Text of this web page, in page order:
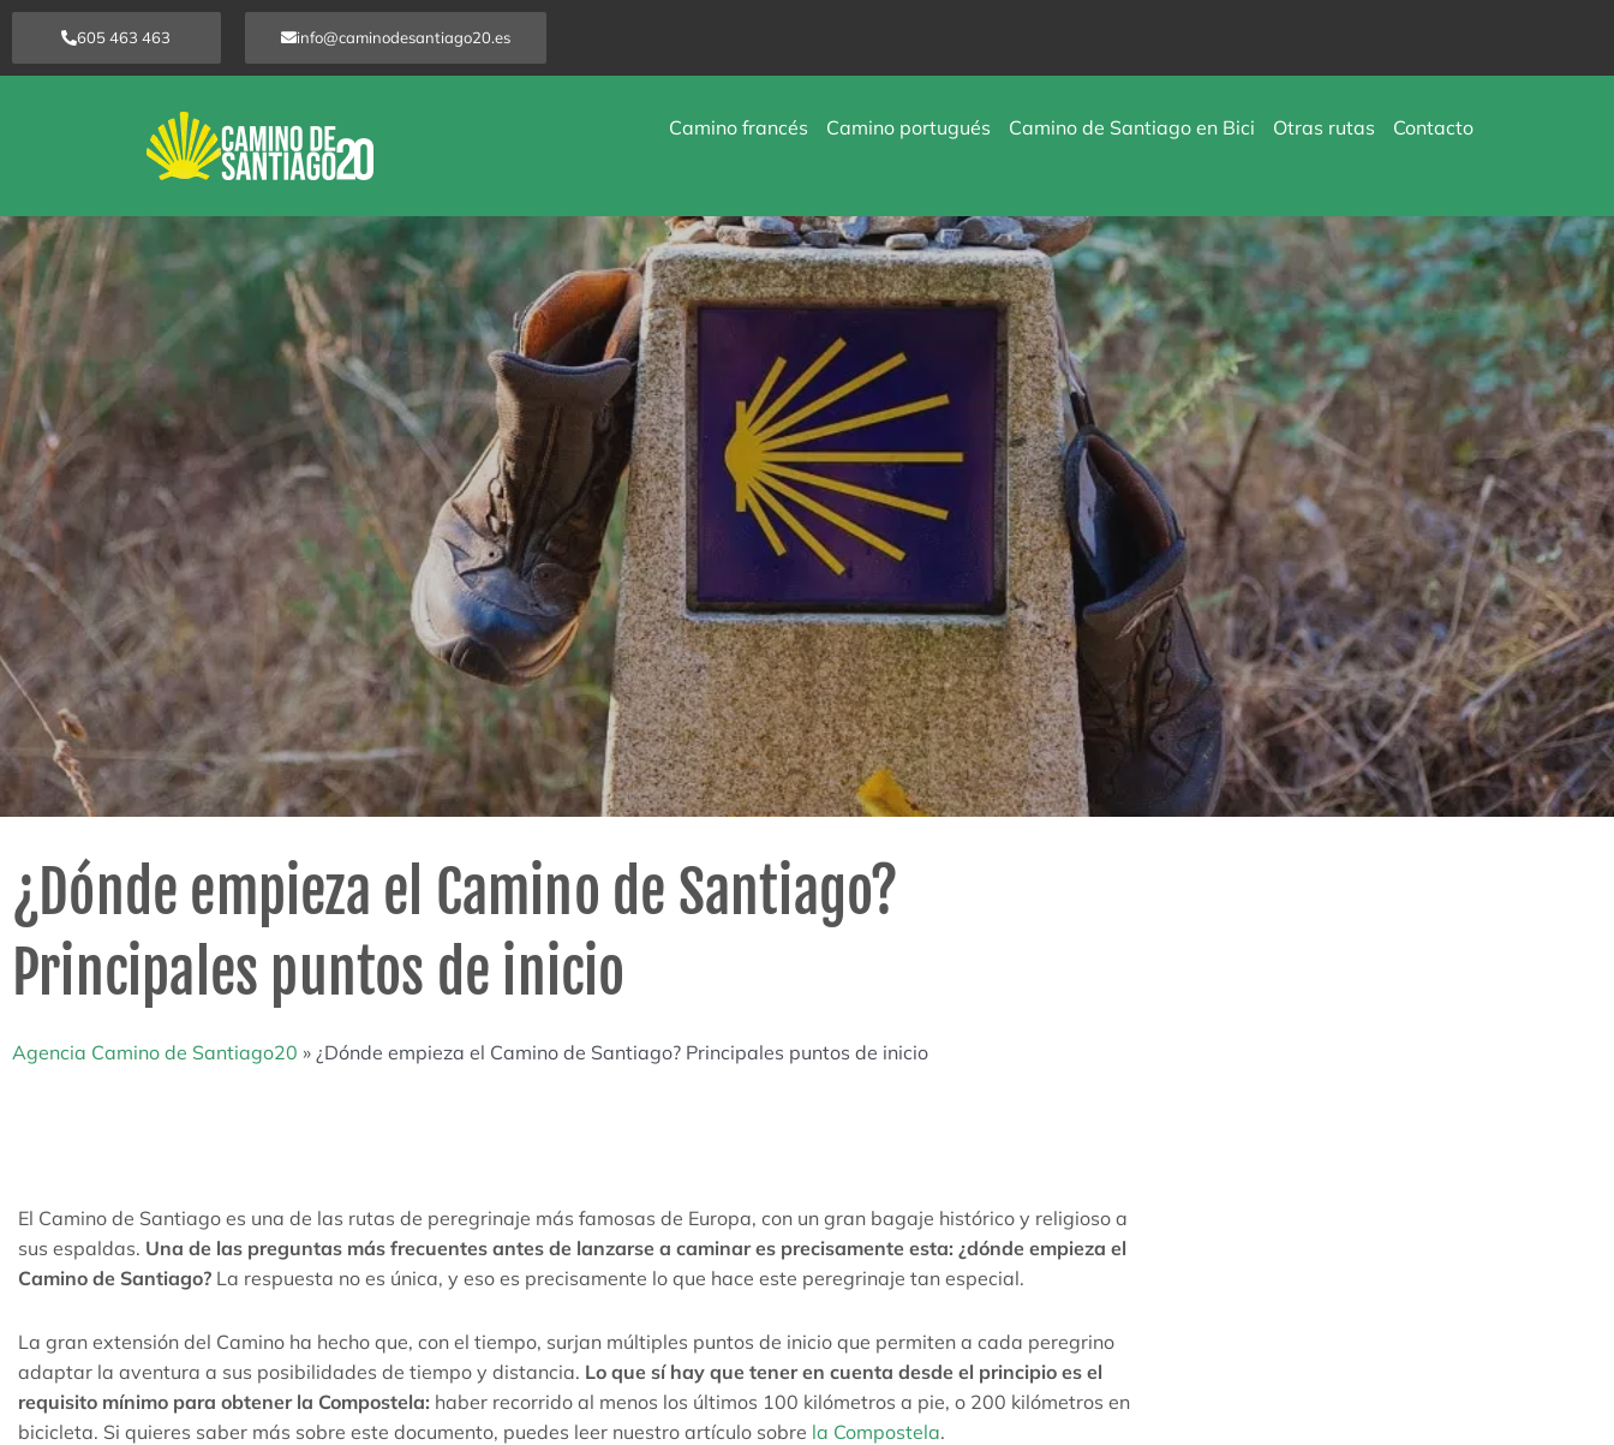
contenido
605 463 463 info@caminodesantiago20.es
Camino francés Camino portugués Camino de Santiago en Bici Otras rutas Contacto
¿Dónde empieza el Camino de Santiago?
Principales puntos de inicio
Agencia Camino de Santiago20 » ¿Dónde empieza el Camino de Santiago? Principales puntos de inicio
El Camino de Santiago es una de las rutas de peregrinaje más famosas de Europa, con un gran bagaje histórico y religioso a
sus espaldas. Una de las preguntas más frecuentes antes de lanzarse a caminar es precisamente esta: ¿dónde empieza el
Camino de Santiago? La respuesta no es única, y eso es precisamente lo que hace este peregrinaje tan especial.
La gran extensión del Camino ha hecho que, con el tiempo, surjan múltiples puntos de inicio que permiten a cada peregrino
adaptar la aventura a sus posibilidades de tiempo y distancia. Lo que sí hay que tener en cuenta desde el principio es el
requisito mínimo para obtener la Compostela: haber recorrido al menos los últimos 100 kilómetros a pie, o 200 kilómetros en
bicicleta. Si quieres saber más sobre este documento, puedes leer nuestro artículo sobre la Compostela.